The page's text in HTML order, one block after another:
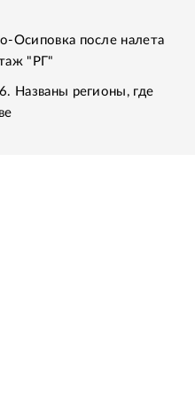
Осиповка после налета
"РГ"
Названы регионы, где